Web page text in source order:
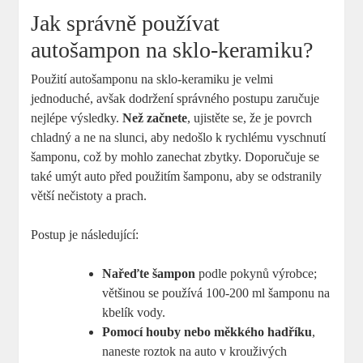
Jak správně používat
autošampon na sklo-keramiku?
Použití autošamponu na sklo-keramiku je velmi
jednoduché, avšak dodržení správného postupu zaručuje
nejlépe výsledky.Než začnete, ujistěte se, že je povrch
chladný a ne na slunci, aby nedošlo k rychlému vyschnutí
šamponu, což by mohlo zanechat zbytky. Doporučuje se
také umýt auto před použitím šamponu, aby se odstranily
větší nečistoty a prach.
Postup je následující:
Nařeďte šampon podle pokynů výrobce;
většinou se používá 100-200 ml šamponu na
kbelík vody.
Pomocí houby nebo měkkého hadříku,
naneste roztok na auto v krouživých